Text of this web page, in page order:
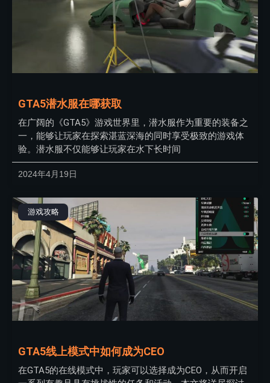
GTA5潜水服在哪获取
在广阔的《GTA5》游戏世界里，潜水服作为重要的装备之
一，能够让玩家在探索湛蓝深海的同时享受极致的游戏体
验。潜水服不仅能够让玩家在水下长时间
2024年4月19日
游戏攻略
GTA5线上模式中如何成为CEO
在GTA5的在线模式中，玩家可以选择成为CEO，从而开启